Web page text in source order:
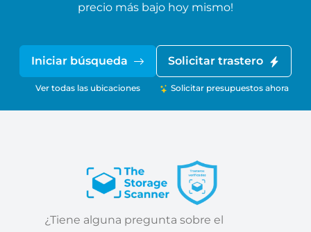
precio más bajo hoy mismo!
Iniciar búsqueda
Ver todas las ubicaciones
Solicitar trastero
Solicitar presupuestos ahora
¿Tiene alguna pregunta sobre el